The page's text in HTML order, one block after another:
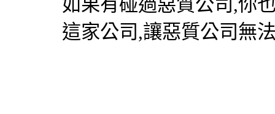
如果有碰過惡質公司,你
這家公司,讓惡質公司無